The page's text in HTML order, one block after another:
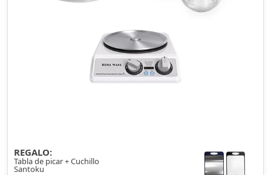
REGALO:
Tabla de picar + Cuchillo
Santoku